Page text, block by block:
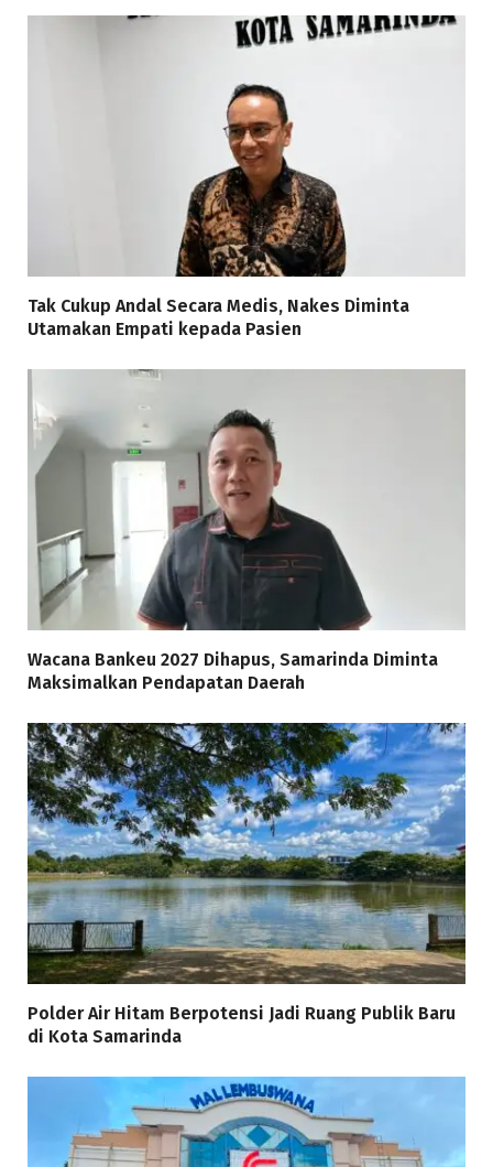
Tak Cukup Andal Secara Medis, Nakes Diminta
Utamakan Empati kepada Pasien
Wacana Bankeu 2027 Dihapus, Samarinda Diminta
Maksimalkan Pendapatan Daerah
Polder Air Hitam Berpotensi Jadi Ruang Publik Baru
di Kota Samarinda